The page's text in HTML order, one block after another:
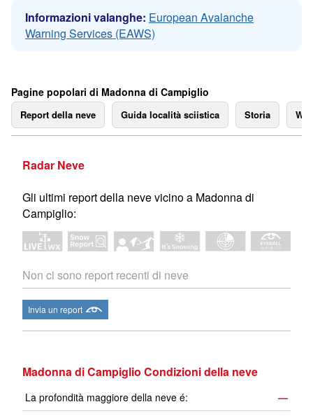
Informazioni valanghe: European Avalanche
Warning Services (EAWS)
Pagine popolari di Madonna di Campiglio
Report della neve Guida località sciistica Storia
Radar Neve
Gli ultimi report della neve vicino a Madonna di
Campiglio:
Non ci sono report recenti di neve
Invia un report
Madonna di Campiglio Condizioni della neve
La profondità maggiore della neve é:
—